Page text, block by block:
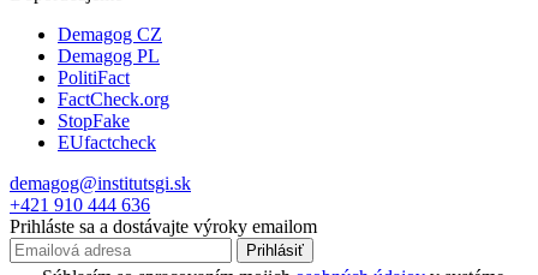
Demagog CZ
Demagog PL
PolitiFact
FactCheck.org
StopFake
EUfactcheck
demagog@institutsgi.sk
+421 910 444 636
Prihláste sa a dostávajte výroky emailom
Prihlásiť